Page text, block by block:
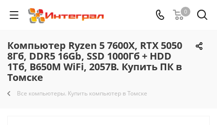
0
Компьютер Ryzen 5 7600X, RTX 5050
8Гб, DDR5 16Gb, SSD 1000Гб + HDD
1Тб, B650M WiFi, 2057B. Купить ПК в
Томске
Все компьютеры. Купить компьютер в Томске